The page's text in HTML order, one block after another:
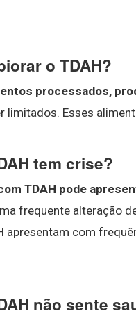
o TDAH?
processados,
limitados. Esses
tem crise?
TDAH pode
frequente alteração
apresentam com
não sente